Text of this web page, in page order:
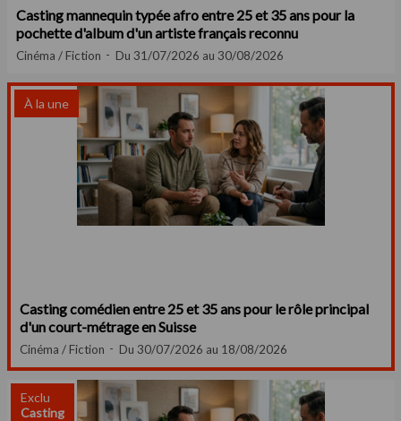
Casting mannequin typée afro entre 25 et 35 ans pour la
pochette d'album d'un artiste français reconnu
Cinéma / Fiction Du 31/07/2026 au 30/08/2026
À la une
Casting comédien entre 25 et 35 ans pour le rôle principal
d'un court-métrage en Suisse
Cinéma / Fiction Du 30/07/2026 au 18/08/2026
Exclu
Casting